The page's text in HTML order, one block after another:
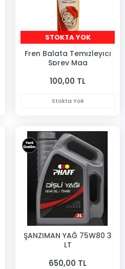
STOKTA YOK
Fren Balata Temızleyıcı
Sprey Mga
100,00 TL
Stokta Yok
ŞANZIMAN YAĞ 75W80 3
LT
650,00 TL